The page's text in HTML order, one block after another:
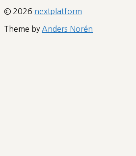
© 2026 nextplatform
Theme by Anders Norén